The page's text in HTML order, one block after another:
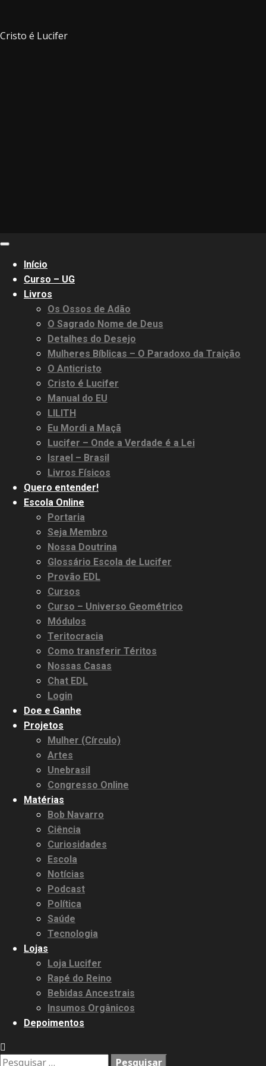
Cristo é Lucifer
Primary
MenuInício
Curso – UG
Livros
Os Ossos de Adão
O Sagrado Nome de Deus
Detalhes do Desejo
Mulheres Bíblicas – O Paradoxo da Traição
O Anticristo
Cristo é Lucifer
Manual do EU
LILITH
Eu Mordi a Maçã
Lucifer – Onde a Verdade é a Lei
Israel – Brasil
Livros Físicos
Quero entender!
Escola Online
Portaria
Seja Membro
Nossa Doutrina
Glossário Escola de Lucifer
Provão EDL
Cursos
Curso – Universo Geométrico
Módulos
Teritocracia
Como transferir Téritos
Nossas Casas
Chat EDL
Login
Doe e Ganhe
Projetos
Mulher (Círculo)
Artes
Unebrasil
Congresso Online
Matérias
Bob Navarro
Ciência
Curiosidades
Escola
Notícias
Podcast
Política
Saúde
Tecnologia
Lojas
Loja Lucifer
Rapé do Reino
Bebidas Ancestrais
Insumos Orgânicos
Depoimentos
Pesquisar